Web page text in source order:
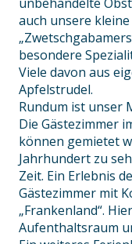
auch unsere
besondere
Viele davon aus
Apfelstrudel.
Rundum ist unser
Die Gästezimmer
können gemietet
Jahrhundert zu
Zeit. Ein Erlebnis
Gästezimmer mit
„Frankenland“.
Aufenthaltsraum